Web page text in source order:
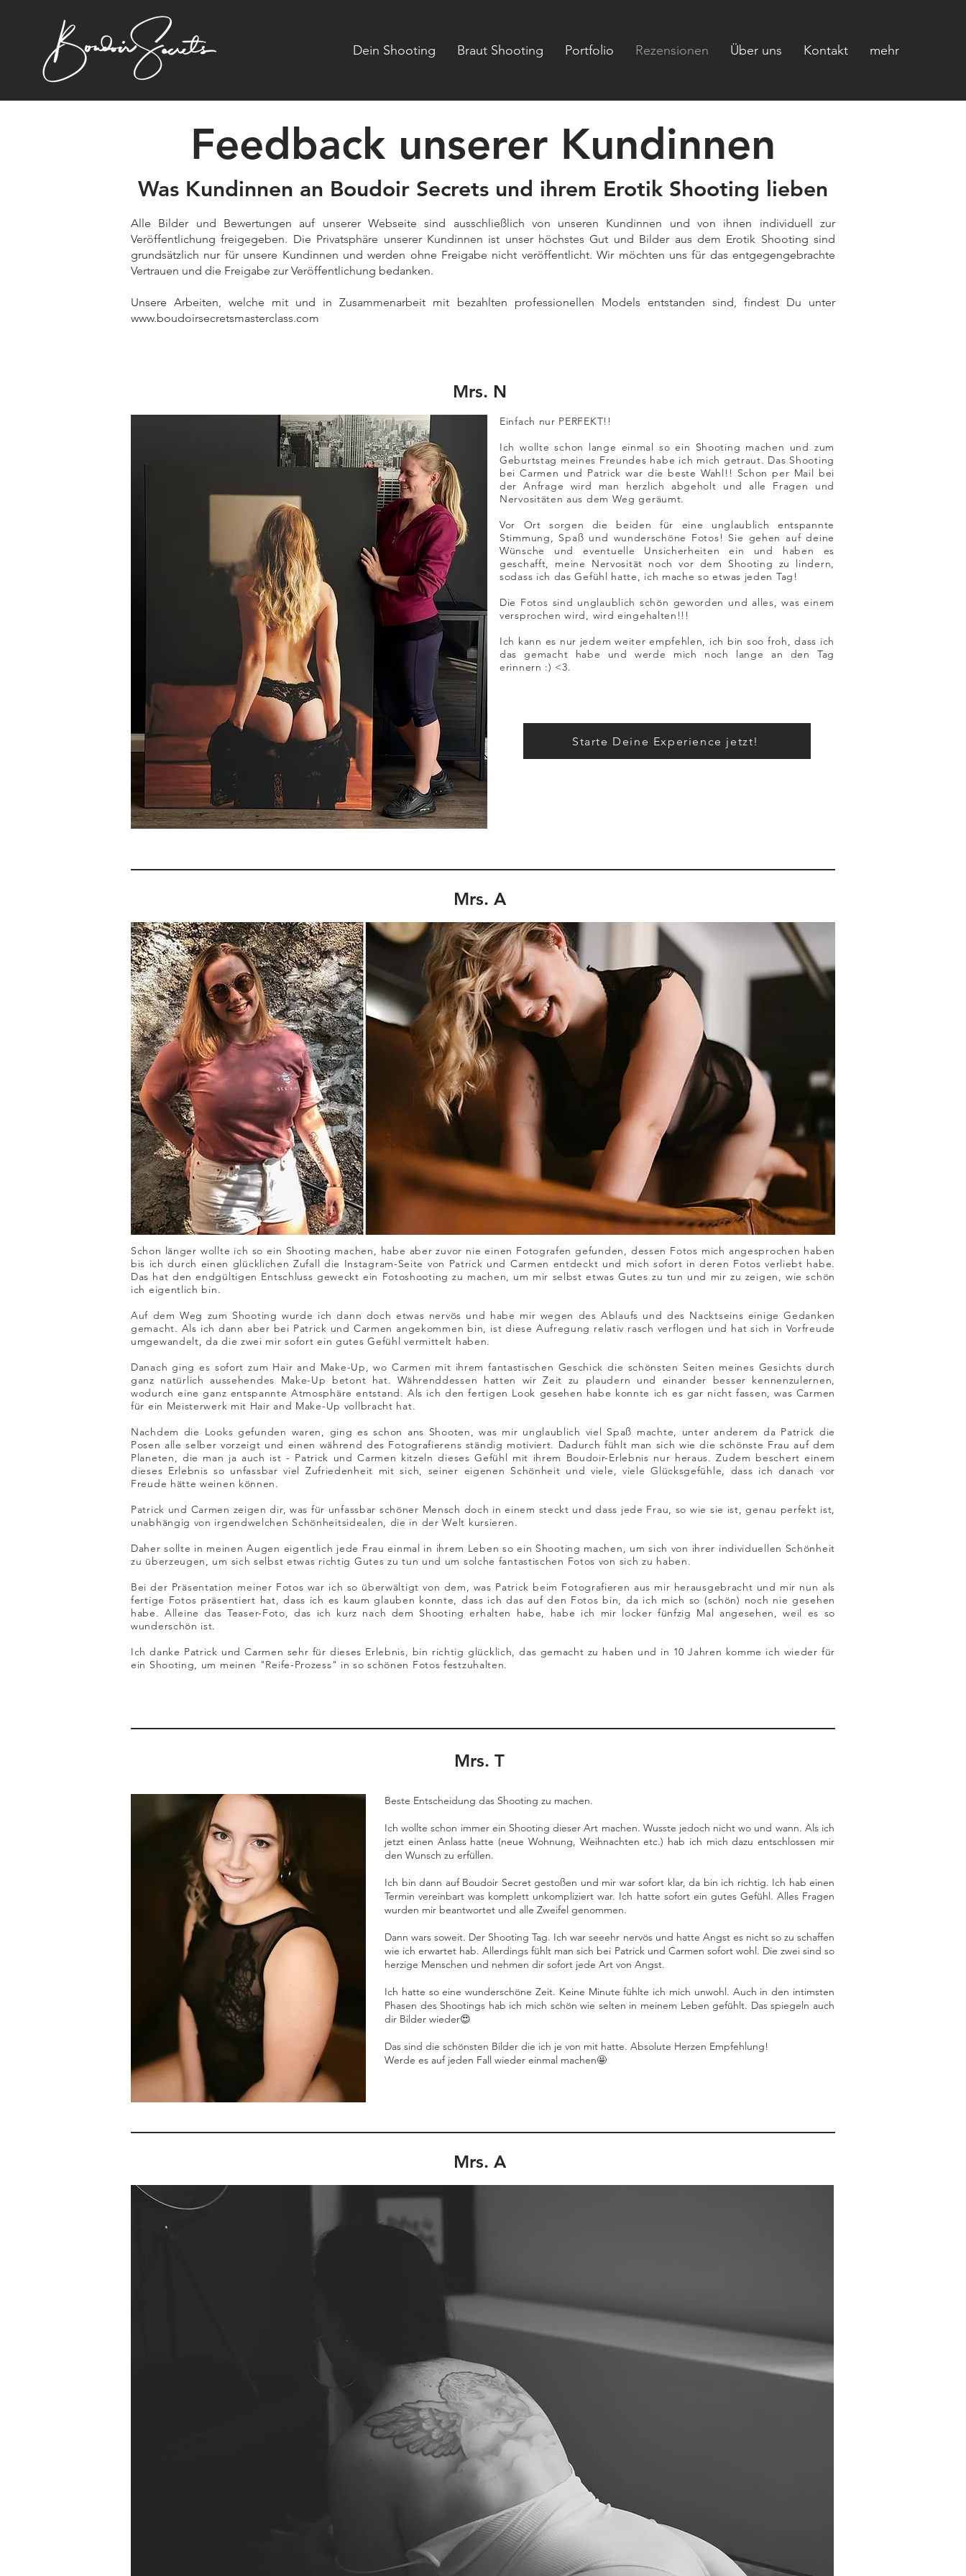
Dein Shooting Braut Shooting Portfolio Rezensionen Über uns Kontakt mehr
Feedback unserer Kundinnen
Was Kundinnen an Boudoir Secrets und ihrem Erotik Shooting lieben
Alle Bilder und Bewertungen auf unserer Webseite sind ausschließlich von unseren Kundinnen und von ihnen individuell zur
Veröffentlichung freigegeben. Die Privatsphäre unserer Kundinnen ist unser höchstes Gut und Bilder aus dem Erotik Shooting sind
grundsätzlich nur für unsere Kundinnen und werden ohne Freigabe nicht veröffentlicht. Wir möchten uns für das entgegengebrachte
Vertrauen und die Freigabe zur Veröffentlichung bedanken.
Unsere Arbeiten, welche mit und in Zusammenarbeit mit bezahlten professionellen Models entstanden sind, findest Du unter
www.boudoirsecretsmasterclass.com
Mrs. N
Einfach nur PERFEKT!!
Ich wollte schon lange einmal so ein Shooting machen und zum
Geburtstag meines Freundes habe ich mich getraut. Das Shooting
bei Carmen und Patrick war die beste Wahl!! Schon per Mail bei
der Anfrage wird man herzlich abgeholt und alle Fragen und
Nervositäten aus dem Weg geräumt.
Vor Ort sorgen die beiden für eine unglaublich entspannte
Stimmung, Spaß und wunderschöne Fotos! Sie gehen auf deine
Wünsche und eventuelle Unsicherheiten ein und haben es
geschafft, meine Nervosität noch vor dem Shooting zu lindern,
sodass ich das Gefühl hatte, ich mache so etwas jeden Tag!
Die Fotos sind unglaublich schön geworden und alles, was einem
versprochen wird, wird eingehalten!!!
Ich kann es nur jedem weiter empfehlen, ich bin soo froh, dass ich
das gemacht habe und werde mich noch lange an den Tag
erinnern :) <3.
Starte Deine Experience jetzt!
Mrs. A
Schon länger wollte ich so ein Shooting machen, habe aber zuvor nie einen Fotografen gefunden, dessen Fotos mich angesprochen haben
bis ich durch einen glücklichen Zufall die Instagram-Seite von Patrick und Carmen entdeckt und mich sofort in deren Fotos verliebt habe.
Das hat den endgültigen Entschluss geweckt ein Fotoshooting zu machen, um mir selbst etwas Gutes zu tun und mir zu zeigen, wie schön
ich eigentlich bin.
Auf dem Weg zum Shooting wurde ich dann doch etwas nervös und habe mir wegen des Ablaufs und des Nacktseins einige Gedanken
gemacht. Als ich dann aber bei Patrick und Carmen angekommen bin, ist diese Aufregung relativ rasch verflogen und hat sich in Vorfreude
umgewandelt, da die zwei mir sofort ein gutes Gefühl vermittelt haben.
Danach ging es sofort zum Hair and Make-Up, wo Carmen mit ihrem fantastischen Geschick die schönsten Seiten meines Gesichts durch
ganz natürlich aussehendes Make-Up betont hat. Währenddessen hatten wir Zeit zu plaudern und einander besser kennenzulernen,
wodurch eine ganz entspannte Atmosphäre entstand. Als ich den fertigen Look gesehen habe konnte ich es gar nicht fassen, was Carmen
für ein Meisterwerk mit Hair and Make-Up vollbracht hat.
Nachdem die Looks gefunden waren, ging es schon ans Shooten, was mir unglaublich viel Spaß machte, unter anderem da Patrick die
Posen alle selber vorzeigt und einen während des Fotografierens ständig motiviert. Dadurch fühlt man sich wie die schönste Frau auf dem
Planeten, die man ja auch ist - Patrick und Carmen kitzeln dieses Gefühl mit ihrem Boudoir-Erlebnis nur heraus. Zudem beschert einem
dieses Erlebnis so unfassbar viel Zufriedenheit mit sich, seiner eigenen Schönheit und viele, viele Glücksgefühle, dass ich danach vor
Freude hätte weinen können.
Patrick und Carmen zeigen dir, was für unfassbar schöner Mensch doch in einem steckt und dass jede Frau, so wie sie ist, genau perfekt ist,
unabhängig von irgendwelchen Schönheitsidealen, die in der Welt kursieren.
Daher sollte in meinen Augen eigentlich jede Frau einmal in ihrem Leben so ein Shooting machen, um sich von ihrer individuellen Schönheit
zu überzeugen, um sich selbst etwas richtig Gutes zu tun und um solche fantastischen Fotos von sich zu haben.
Bei der Präsentation meiner Fotos war ich so überwältigt von dem, was Patrick beim Fotografieren aus mir herausgebracht und mir nun als
fertige Fotos präsentiert hat, dass ich es kaum glauben konnte, dass ich das auf den Fotos bin, da ich mich so (schön) noch nie gesehen
habe. Alleine das Teaser-Foto, das ich kurz nach dem Shooting erhalten habe, habe ich mir locker fünfzig Mal angesehen, weil es so
wunderschön ist.
Ich danke Patrick und Carmen sehr für dieses Erlebnis, bin richtig glücklich, das gemacht zu haben und in 10 Jahren komme ich wieder für
ein Shooting, um meinen "Reife-Prozess" in so schönen Fotos festzuhalten.
Mrs. T
Beste Entscheidung das Shooting zu machen.
Ich wollte schon immer ein Shooting dieser Art machen. Wusste jedoch nicht wo und wann. Als ich
jetzt einen Anlass hatte (neue Wohnung, Weihnachten etc.) hab ich mich dazu entschlossen mir
den Wunsch zu erfüllen.
Ich bin dann auf Boudoir Secret gestoßen und mir war sofort klar, da bin ich richtig. Ich hab einen
Termin vereinbart was komplett unkompliziert war. Ich hatte sofort ein gutes Gefühl. Alles Fragen
wurden mir beantwortet und alle Zweifel genommen.
Dann wars soweit. Der Shooting Tag. Ich war seeehr nervös und hatte Angst es nicht so zu schaffen
wie ich erwartet hab. Allerdings fühlt man sich bei Patrick und Carmen sofort wohl. Die zwei sind so
herzige Menschen und nehmen dir sofort jede Art von Angst.
Ich hatte so eine wunderschöne Zeit. Keine Minute fühlte ich mich unwohl. Auch in den intimsten
Phasen des Shootings hab ich mich schön wie selten in meinem Leben gefühlt. Das spiegeln auch
dir Bilder wieder😍
Das sind die schönsten Bilder die ich je von mit hatte. Absolute Herzen Empfehlung!
Werde es auf jeden Fall wieder einmal machen🤩
Mrs. A